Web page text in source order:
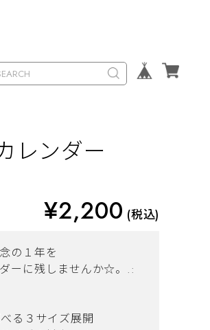
レンダー
¥2,200 (税込)
の１年を
ーに残しませんか☆。.:
る３サイズ展開